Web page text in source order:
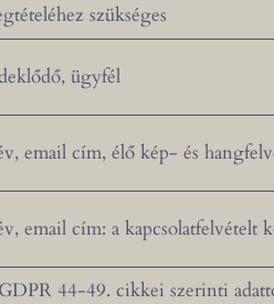
szükséges
ügyfél
email cím, élő kép- és
email cím: a kapcsolatfelvételt
44-49. cikkei szerinti